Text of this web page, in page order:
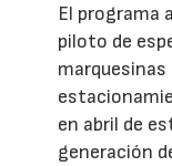
El programa
piloto de
en abril de
generación